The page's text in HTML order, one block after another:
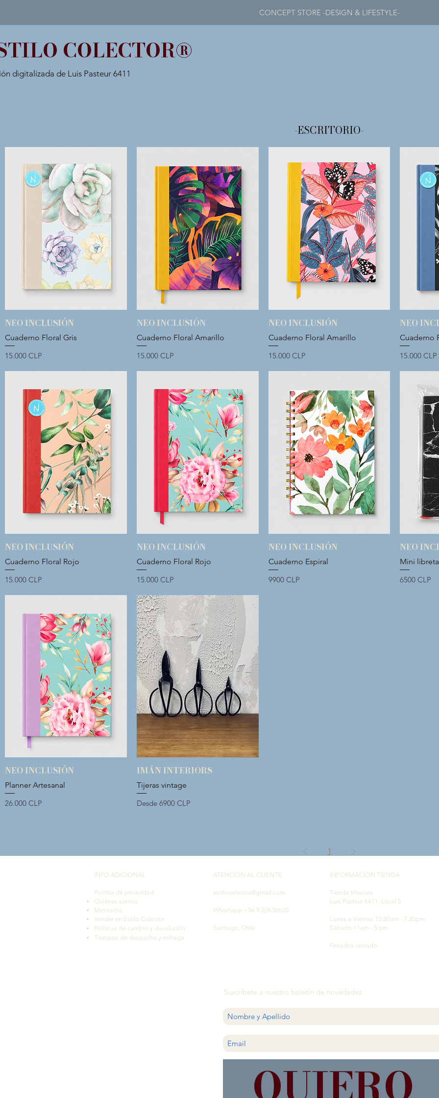
CONCEPT STORE -DESIGN & LIFESTYLE-
COLECTOR®
digitalizada de Luis Pasteur 6411
-ESCRITORIO-
Vista rápida
NEO INCLUSIÓN
Cuaderno Floral Gris
Precio
15.000 CLP
Vista rápida
NEO INCLUSIÓN
Cuaderno Floral Amarillo
Precio
15.000 CLP
Vista rápida
NEO INCLUSIÓN
Cuaderno Floral Amarillo
Precio
15.000 CLP
NEO
Cuaderno
Precio
15.000 CLP
Vista rápida
NEO INCLUSIÓN
Cuaderno Floral Rojo
Precio
15.000 CLP
Vista rápida
NEO INCLUSIÓN
Cuaderno Floral Rojo
Precio
15.000 CLP
Vista rápida
NEO INCLUSIÓN
Cuaderno Espiral
Precio
9900 CLP
NEO
Mini libreta
Precio
6500 CLP
Vista rápida
NEO INCLUSIÓN
Planner Artesanal
Precio
26.000 CLP
Vista rápida
IMÁN INTERIORS
Tijeras vintage
Desde 6900 CLP
Precio de oferta
1
INFO ADICIONAL​
Política de privacidad
Quiénes somos
Mentorías
Vender en Estilo Colector
Políticas de cambio y devolución
Tiempos de despacho y entrega
ATENCIÓN AL CLIENTE
estilocolector@gmail.com
Whastapp +56 9 20638620
Santiago, Chile
INFORMACIÓN TIENDA
Tienda Vitacura
Luis Pasteur 6411, Local 5
Lunes a Viernes 10:30am - 7.30pm
Sábado 11am - 5 pm
Feriados cerrado
Suscríbete a nuestro boletín de novedades